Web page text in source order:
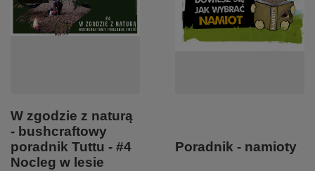
W zgodzie z naturą
- bushcraftowy
poradnik Tuttu - #4
Nocleg w lesie
Poradnik - namioty